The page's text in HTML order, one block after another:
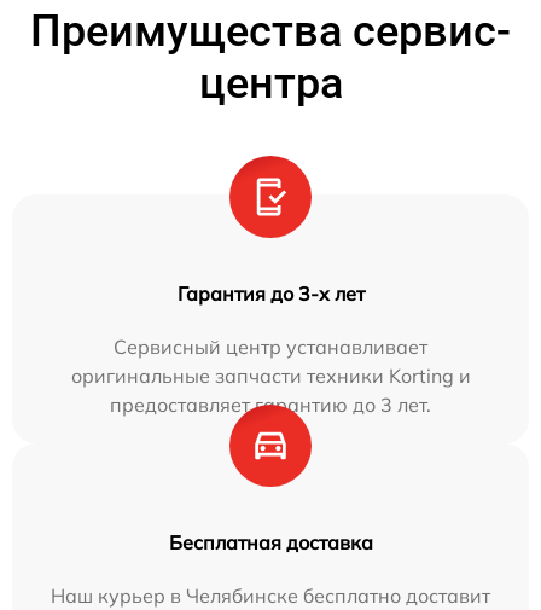
Преимущества сервис-
центра
Гарантия до 3-х лет
Сервисный центр устанавливает
оригинальные запчасти техники Korting и
предоставляет гарантию до 3 лет.
Бесплатная доставка
Наш курьер в Челябинске бесплатно доставит